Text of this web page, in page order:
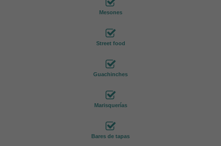
Mesones
Street food
Guachinches
Marisquerías
Bares de tapas